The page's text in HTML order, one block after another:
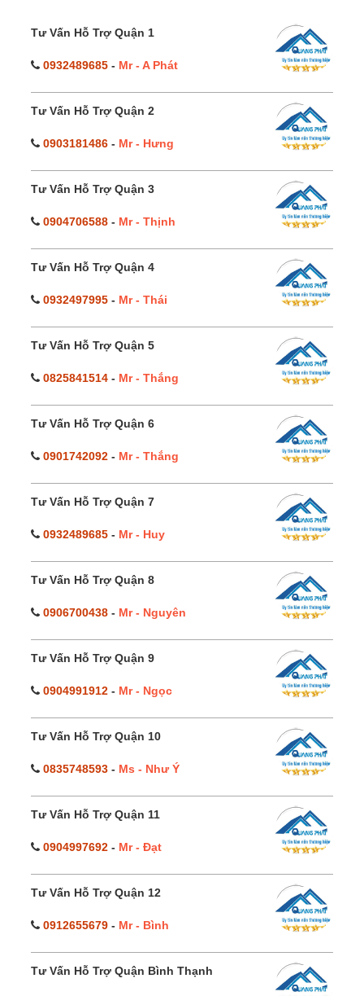
Tư Vấn Hỗ Trợ Quận 1
0932489685 - Mr - A Phát
Tư Vấn Hỗ Trợ Quận 2
0903181486 - Mr - Hưng
Tư Vấn Hỗ Trợ Quận 3
0904706588 - Mr - Thịnh
Tư Vấn Hỗ Trợ Quận 4
0932497995 - Mr - Thái
Tư Vấn Hỗ Trợ Quận 5
0825841514 - Mr - Thắng
Tư Vấn Hỗ Trợ Quận 6
0901742092 - Mr - Thắng
Tư Vấn Hỗ Trợ Quận 7
0932489685 - Mr - Huy
Tư Vấn Hỗ Trợ Quận 8
0906700438 - Mr - Nguyên
Tư Vấn Hỗ Trợ Quận 9
0904991912 - Mr - Ngọc
Tư Vấn Hỗ Trợ Quận 10
0835748593 - Ms - Như Ý
Tư Vấn Hỗ Trợ Quận 11
0904997692 - Mr - Đạt
Tư Vấn Hỗ Trợ Quận 12
0912655679 - Mr - Bình
Tư Vấn Hỗ Trợ Quận Bình Thạnh